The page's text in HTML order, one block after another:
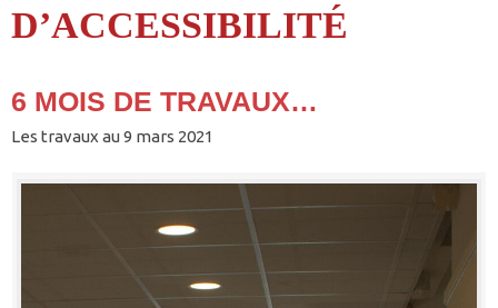
D’ACCESSIBILITÉ
6 MOIS DE TRAVAUX…
Les travaux au 9 mars 2021